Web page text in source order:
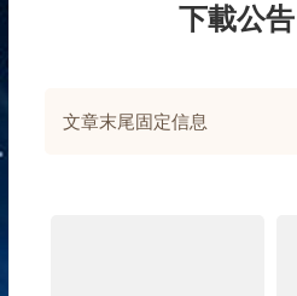
下載公
文章末尾固定信息